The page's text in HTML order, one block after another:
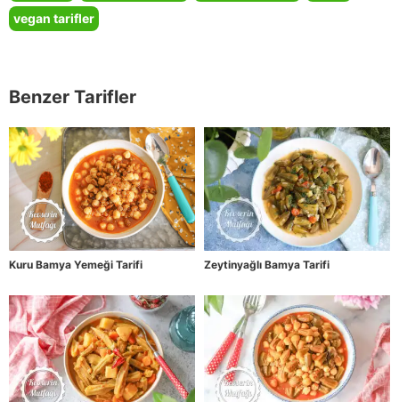
vegan tarifler
Benzer Tarifler
Kuru Bamya Yemeği Tarifi Zeytinyağlı Bamya Tarifi